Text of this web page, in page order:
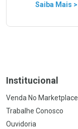
Saiba Mais >
Institucional
Venda No Marketplace
Trabalhe Conosco
Ouvidoria